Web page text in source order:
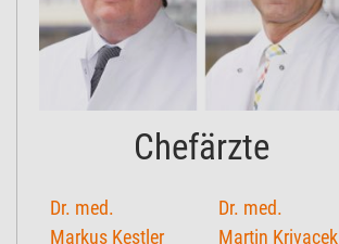
Chefärzte
Dr. med.
Markus Kestler
Dr. med.
Martin Krivacek